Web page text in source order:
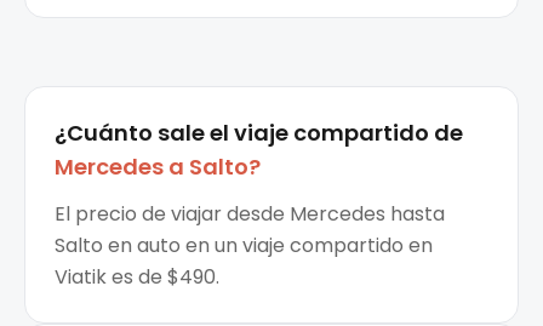
¿Cuánto sale el viaje compartido de
Mercedes a Salto?
El precio de viajar desde Mercedes hasta
Salto en auto en un viaje compartido en
Viatik es de $490.